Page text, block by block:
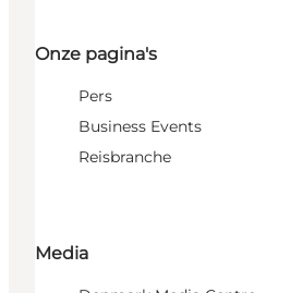
Onze pagina's
Pers
Business Events
Reisbranche
Media